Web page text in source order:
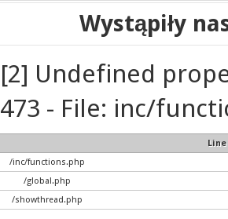
Wystąpiły
[2] Undefined
473 - File: inc/
Line
/inc/functions.php
/global.php
/showthread.php